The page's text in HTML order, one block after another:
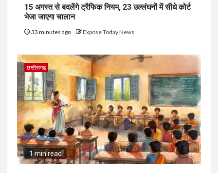
15 अगस्त से बदलेंगे ट्रैफिक नियम, 23 उल्लंघनों में सीधे कोर्ट
भेजा जाएगा चालान
33 minutes ago Expose Today News
छत्तीसगढ
1 min read